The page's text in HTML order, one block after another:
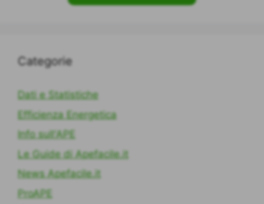
Categorie
Dati e Statistiche
Efficienza Energetica
Info sull'APE
Le Guide di Apefacile.it
News Apefacile.it
ProAPE